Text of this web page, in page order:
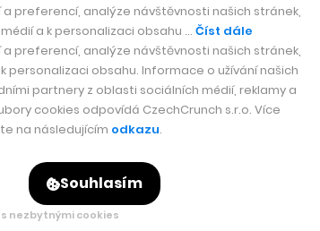
preferencí, analýze návštěvnosti našich stránek,
a k personalizaci obsahu … Číst dále
preferencí, analýze návštěvnosti našich stránek,
personalizaci obsahu. Informace o užívání našich
partnery z oblasti sociálních médií, reklamy a
cookies odpovídá CzechCrunch s.r.o. Více
na následujícím odkazu.
Souhlasím
nezbytnými cookies